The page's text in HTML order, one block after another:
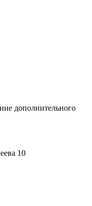
дополнительного
10